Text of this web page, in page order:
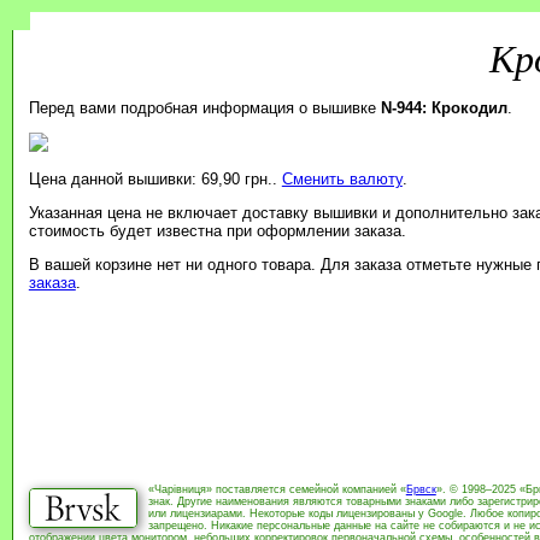
Перед вами подробная информация о вышивке N-944: Крокодил.
Цена данной вышивки: 69,90 грн.. Сменить валюту.
Указанная цена не включает доставку вышивки и дополнительно
стоимость будет известна при оформлении заказа.
В вашей корзине нет ни одного товара. Для заказа отметьте нужные
заказа.
«Чарівниця» поставляется семейной компанией «Брвск». © 1998–2025
знак. Другие наименования являются товарными знаками либо
или лицензиарами. Некоторые коды лицензированы у Google. Любое
запрещено. Никакие персональные данные на сайте не собираются и не
отображении цвета монитором, небольших корректировок первоначальной схемы,